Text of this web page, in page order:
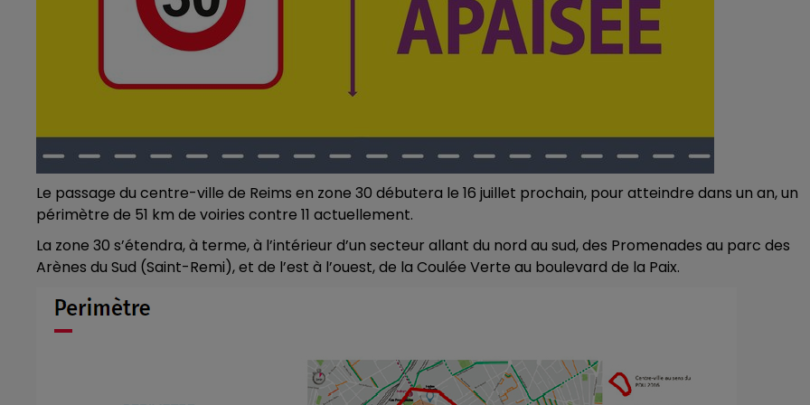
16h00 - 20h00
LE WEEK-END CHAMPAGNE FM
7h00 - 11h00
BEST OF
Le passage du centre-ville de Reims en zone 30 débutera le 16 juillet prochain, pour atteindre dans un an, un
périmètre de 51 km de voiries contre 11 actuellement.
La zone 30 s’étendra, à terme, à l’intérieur d’un secteur allant du nord au sud, des Promenades au parc des
Arènes du Sud (Saint-Remi), et de l’est à l’ouest, de la Coulée Verte au boulevard de la Paix.